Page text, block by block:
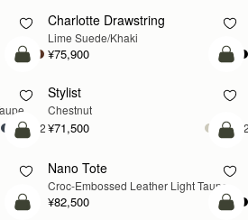
Charlotte Drawstring
Lime Suede/Khaki
¥75,900
カートに追加
+2
カ
Stylist
Chestnut
¥71,500
カートに追加
新登場
カ
Nano Tote
Croc-Embossed Leather Light Taupe
¥82,500
カートに追加
カ